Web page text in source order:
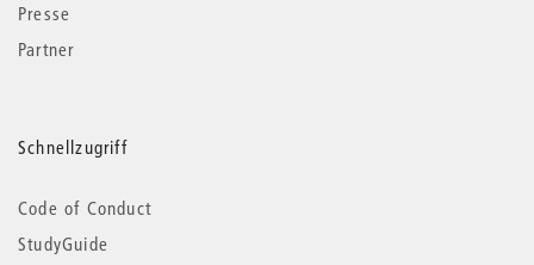
Presse
Partner
Schnellzugriff
Code of Conduct
StudyGuide